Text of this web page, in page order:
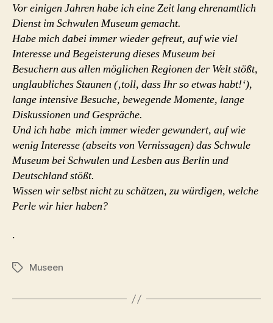
Vor einigen Jahren habe ich eine Zeit lang ehrenamtlich
Dienst im Schwulen Museum gemacht.
Habe mich dabei immer wieder gefreut, auf wie viel
Interesse und Begeisterung dieses Museum bei
Besuchern aus allen möglichen Regionen der Welt stößt,
unglaubliches Staunen (‚toll, dass Ihr so etwas habt!‘),
lange intensive Besuche, bewegende Momente, lange
Diskussionen und Gespräche.
Und ich habe mich immer wieder gewundert, auf wie
wenig Interesse (abseits von Vernissagen) das Schwule
Museum bei Schwulen und Lesben aus Berlin und
Deutschland stößt.
Wissen wir selbst nicht zu schätzen, zu würdigen, welche
Perle wir hier haben?
.
Schlagwörter
Museen